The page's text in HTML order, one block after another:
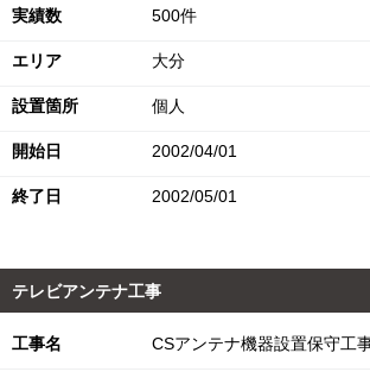
実績数 500件
エリア 大分
設置箇所 個人
開始日 2002/04/01
終了日 2002/05/01
テレビアンテナ工事
工事名 CSアンテナ機器設置保守工